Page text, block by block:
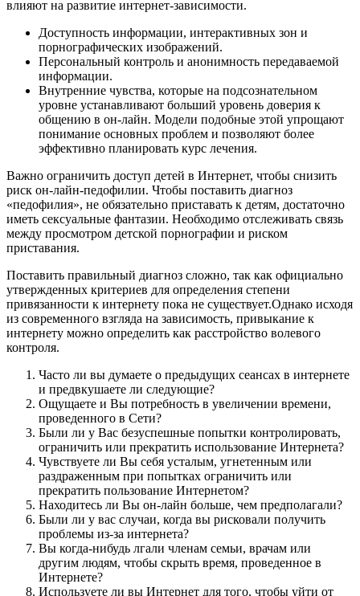
влияют на развитие интернет-зависимости.
Доступность информации, интерактивных зон и
порнографических изображений.
Персональный контроль и анонимность передаваемой
информации.
Внутренние чувства, которые на подсознательном
уровне устанавливают больший уровень доверия к
общению в он-лайн. Модели подобные этой упрощают
понимание основных проблем и позволяют более
эффективно планировать курс лечения.
Важно ограничить доступ детей в Интернет, чтобы снизить
риск он-лайн-педофилии. Чтобы поставить диагноз
«педофилия», не обязательно приставать к детям, достаточно
иметь сексуальные фантазии. Необходимо отслеживать связь
между просмотром детской порнографии и риском
приставания.
Поставить правильный диагноз сложно, так как официально
утвержденных критериев для определения степени
привязанности к интернету пока не существует.Однако исходя
из современного взгляда на зависимость, привыкание к
интернету можно определить как расстройство волевого
контроля.
Часто ли вы думаете о предыдущих сеансах в интернете
и предвкушаете ли следующие?
Ощущаете и Вы потребность в увеличении времени,
проведенного в Сети?
Были ли у Вас безуспешные попытки контролировать,
ограничить или прекратить использование Интернета?
Чувствуете ли Вы себя усталым, угнетенным или
раздраженным при попытках ограничить или
прекратить пользование Интернетом?
Находитесь ли Вы он-лайн больше, чем предполагали?
Были ли у вас случаи, когда вы рисковали получить
проблемы из-за интернета?
Вы когда-нибудь лгали членам семьи, врачам или
другим людям, чтобы скрыть время, проведенное в
Интернете?
Используете ли вы Интернет для того, чтобы уйти от